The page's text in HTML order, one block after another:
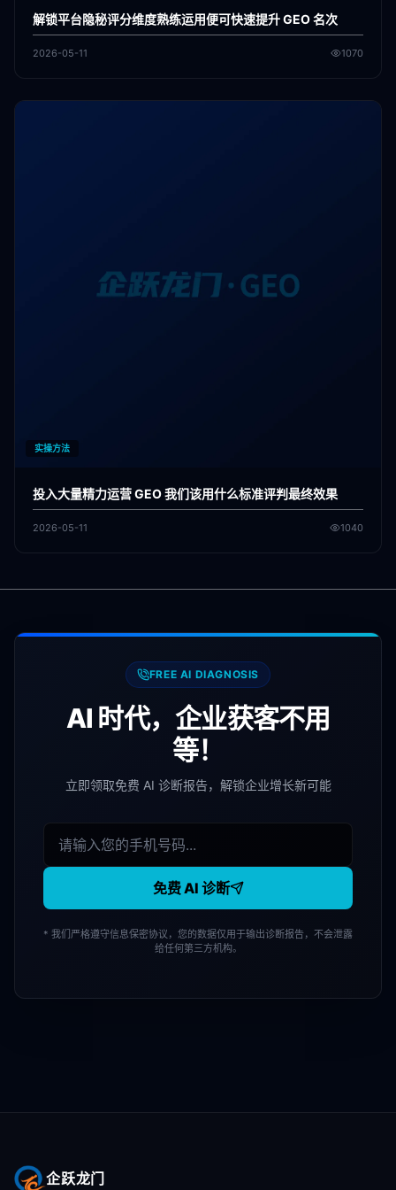
解锁平台隐秘评分维度熟练运用便可快速提升 GEO 名次
2026-05-11 1070
实操方法
投入大量精力运营 GEO 我们该用什么标准评判最终效果
2026-05-11 1040
FREE AI DIAGNOSIS
AI 时代，企业获客不用
等！
立即领取免费 AI 诊断报告，解锁企业增长新可能
免费 AI 诊断
* 我们严格遵守信息保密协议，您的数据仅用于输出诊断报告，不会泄露
给任何第三方机构。
企跃龙门